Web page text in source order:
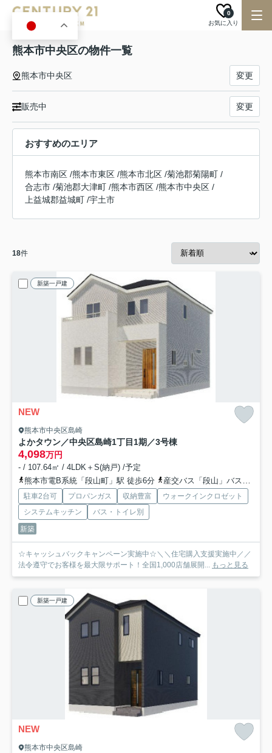
お気に入り
0
熊本市中央区の物件一覧
熊本市中央区 変更
販売中 変更
おすすめのエリア
熊本市南区 /熊本市東区 /熊本市北区 /菊池郡菊陽町 /
合志市 /菊池郡大津町 /熊本市西区 /熊本市中央区 /
上益城郡益城町 /宇土市
18件
新築一戸建
NEW
熊本市中央区島崎
よかタウン／中央区島崎1丁目1期／3号棟
4,098万円
- / 107.64㎡ / 4LDK＋S(納戸) /予定
熊本市電B系統「段山町」駅 徒歩6分
産交バス「段山」バス停下車 徒歩7分
駐車2台可 プロパンガス 収納豊富
ウォークインクロゼット
システムキッチン
バス・トイレ別
新築
☆キャッシュバックキャンペーン実施中☆＼＼住宅購入支援実施中／／
法令遵守でお客様を最大限サポート！全国1,000店舗展開... もっと見る
新築一戸建
NEW
熊本市中央区島崎